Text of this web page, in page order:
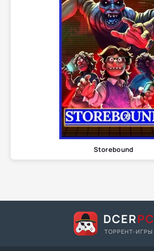
Storebound
DCERPC
ТОРРЕНТ-ИГРЫ